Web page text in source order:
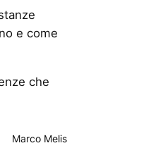
e come
che
Marco Melis